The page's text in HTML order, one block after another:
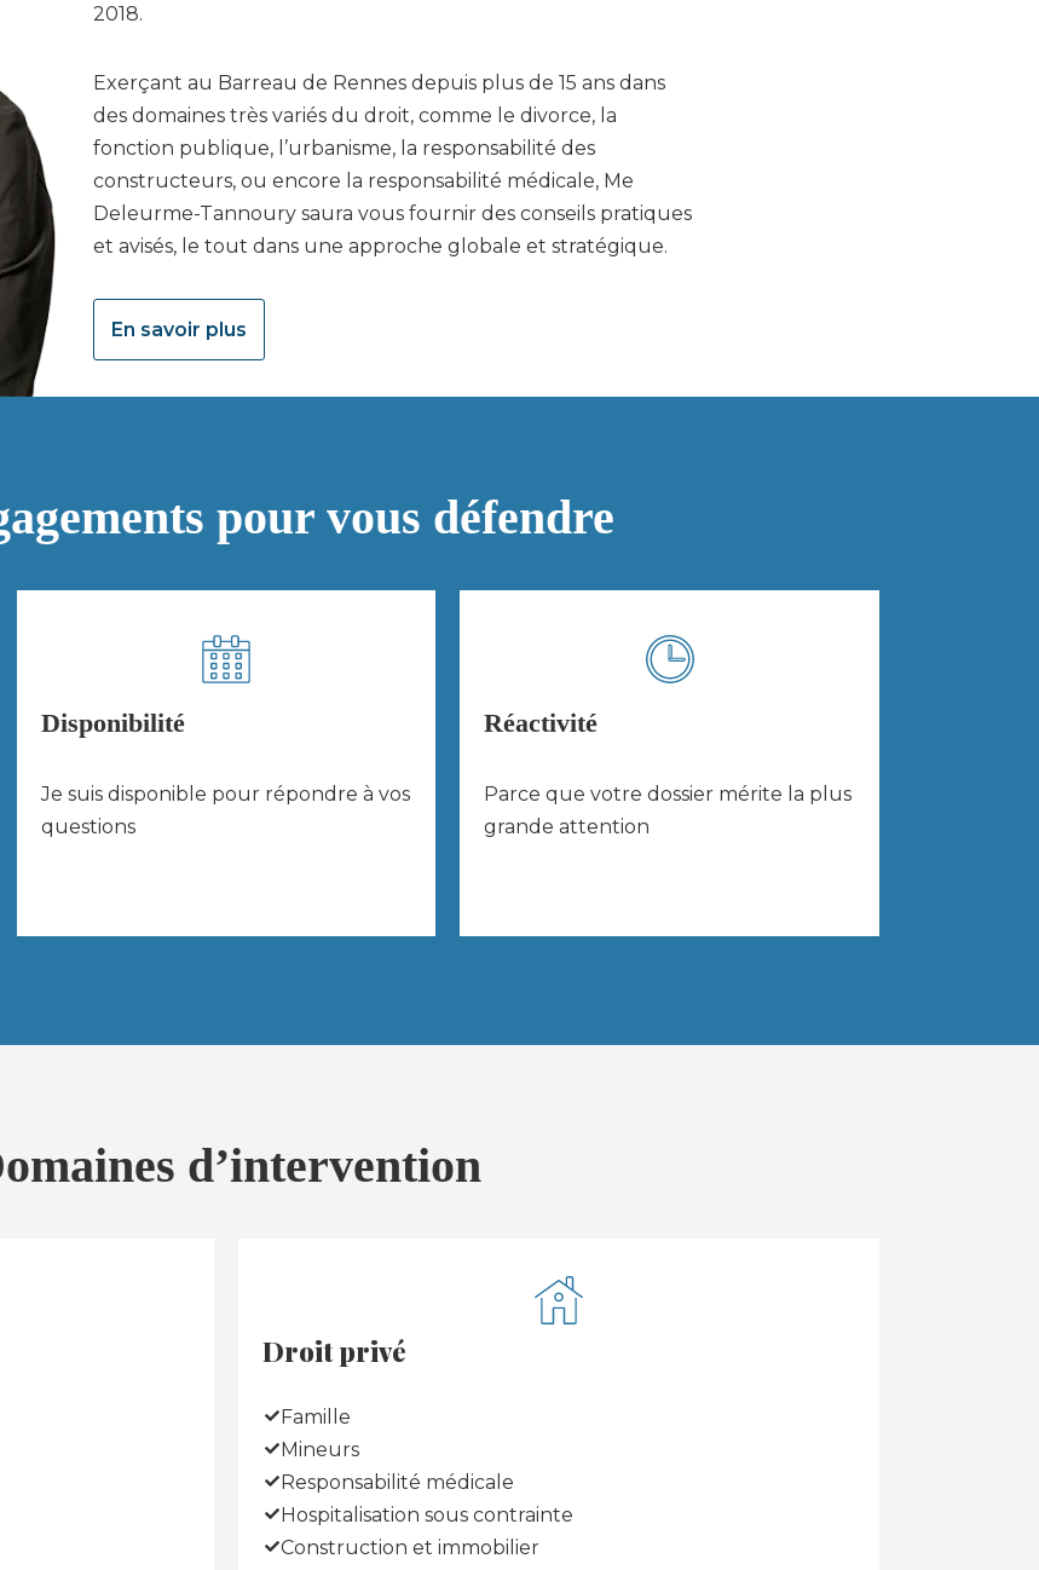
2018.
Exerçant au Barreau de Rennes depuis plus de 15 ans dans
des domaines très variés du droit, comme le divorce, la
fonction publique, l’urbanisme, la responsabilité des
constructeurs, ou encore la responsabilité médicale, Me
Deleurme-Tannoury saura vous fournir des conseils pratiques
et avisés, le tout dans une approche globale et stratégique.
En savoir plus
pour vous défendre
Disponibilité
Je suis disponible pour répondre à vos
questions
Réactivité
Parce que votre dossier mérite la plus
grande attention
d’intervention
Droit privé
Famille
Mineurs
Responsabilité médicale
Hospitalisation sous contrainte
Construction et immobilier